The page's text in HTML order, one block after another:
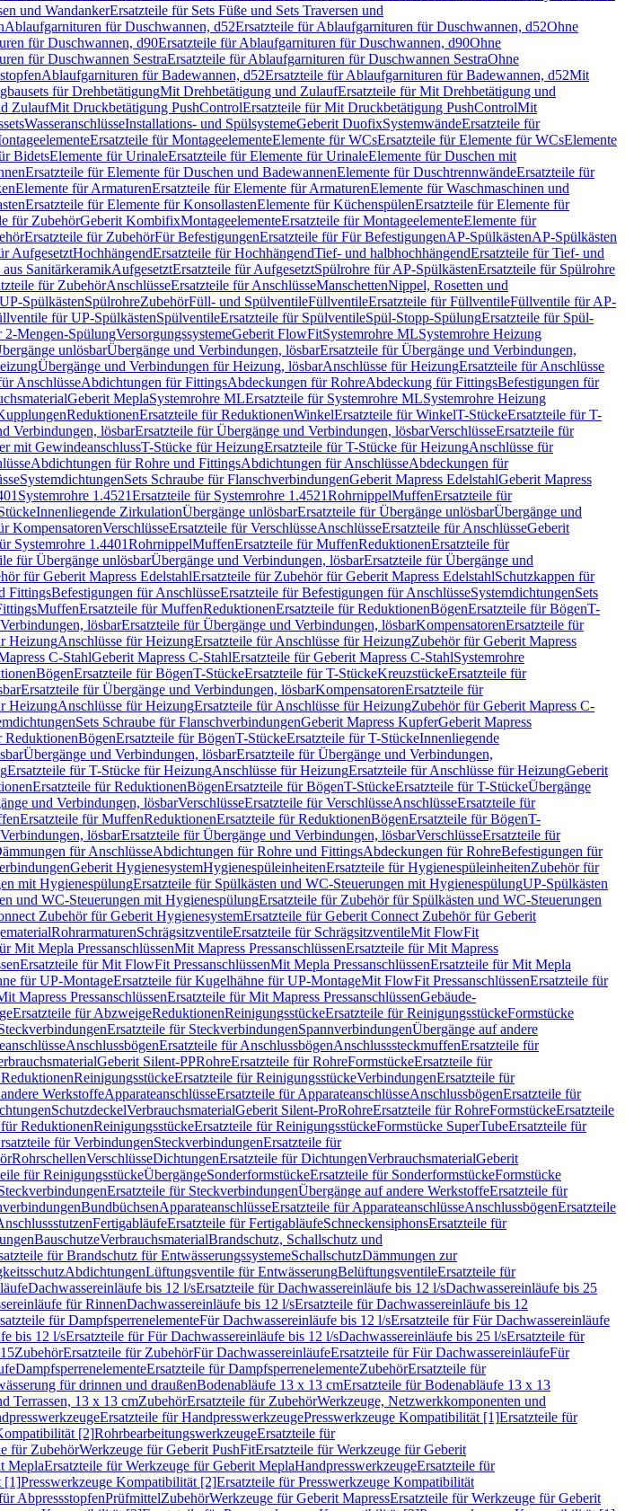
und WandankerErsatzteile für Sets Füße und Sets Traversen und
Ablaufgarnituren für Duschwannen, d52Ersatzteile für Ablaufgarnituren für Duschwannen, d52Ohne
für Duschwannen, d90Ersatzteile für Ablaufgarnituren für Duschwannen, d90Ohne
für Duschwannen SestraErsatzteile für Ablaufgarnituren für Duschwannen SestraOhne
Ablaufgarnituren für Badewannen, d52Ersatzteile für Ablaufgarnituren für Badewannen, d52Mit
für DrehbetätigungMit Drehbetätigung und ZulaufErsatzteile für Mit Drehbetätigung und
ZulaufMit Druckbetätigung PushControlErsatzteile für Mit Druckbetätigung PushControlMit
WasseranschlüsseInstallations- und SpülsystemeGeberit DuofixSystemwändeErsatzteile für
Ersatzteile für MontageelementeElemente für WCsErsatzteile für Elemente für WCsElemente
BidetsElemente für UrinaleErsatzteile für Elemente für UrinaleElemente für Duschen mit
Ersatzteile für Elemente für Duschen und BadewannenElemente für DuschtrennwändeErsatzteile für
Elemente für ArmaturenErsatzteile für Elemente für ArmaturenElemente für Waschmaschinen und
Ersatzteile für Elemente für KonsollastenElemente für KüchenspülenErsatzteile für Elemente für
für ZubehörGeberit KombifixMontageelementeErsatzteile für MontageelementeElemente für
Ersatzteile für ZubehörFür BefestigungenErsatzteile für Für BefestigungenAP-SpülkästenAP-Spülkästen
AufgesetztHochhängendErsatzteile für HochhängendTief- und halbhochhängendErsatzteile für Tief- und
SanitärkeramikAufgesetztErsatzteile für AufgesetztSpülrohre für AP-SpülkästenErsatzteile für Spülrohre
für ZubehörAnschlüsseErsatzteile für AnschlüsseManschettenNippel, Rosetten und
SpülkästenSpülrohreZubehörFüll- und SpülventileFüllventileErsatzteile für FüllventileFüllventile für AP-
für UP-SpülkästenSpülventileErsatzteile für SpülventileSpül-Stopp-SpülungErsatzteile für Spül-
2-Mengen-SpülungVersorgungssystemeGeberit FlowFitSystemrohre MLSystemrohre Heizung
unlösbarÜbergänge und Verbindungen, lösbarErsatzteile für Übergänge und Verbindungen,
Übergänge und Verbindungen für Heizung, lösbarAnschlüsse für HeizungErsatzteile für Anschlüsse
AnschlüsseAbdichtungen für FittingsAbdeckungen für RohreAbdeckung für FittingsBefestigungen für
Geberit MeplaSystemrohre MLErsatzteile für Systemrohre MLSystemrohre Heizung
ReduktionenErsatzteile für ReduktionenWinkelErsatzteile für WinkelT-StückeErsatzteile für T-
Verbindungen, lösbarErsatzteile für Übergänge und Verbindungen, lösbarVerschlüsseErsatzteile für
mit GewindeanschlussT-Stücke für HeizungErsatzteile für T-Stücke für HeizungAnschlüsse für
Abdichtungen für Rohre und FittingsAbdichtungen für AnschlüsseAbdeckungen für
SystemdichtungenSets Schraube für FlanschverbindungenGeberit Mapress EdelstahlGeberit Mapress
Systemrohre 1.4521Ersatzteile für Systemrohre 1.4521RohrnippelMuffenErsatzteile für
Innenliegende ZirkulationÜbergänge unlösbarErsatzteile für Übergänge unlösbarÜbergänge und
KompensatorenVerschlüsseErsatzteile für VerschlüsseAnschlüsseErsatzteile für AnschlüsseGeberit
Systemrohre 1.4401RohrnippelMuffenErsatzteile für MuffenReduktionenErsatzteile für
für Übergänge unlösbarÜbergänge und Verbindungen, lösbarErsatzteile für Übergänge und
für Geberit Mapress EdelstahlErsatzteile für Zubehör für Geberit Mapress EdelstahlSchutzkappen für
FittingsBefestigungen für AnschlüsseErsatzteile für Befestigungen für AnschlüsseSystemdichtungenSets
MuffenErsatzteile für MuffenReduktionenErsatzteile für ReduktionenBögenErsatzteile für BögenT-
lösbarErsatzteile für Übergänge und Verbindungen, lösbarKompensatorenErsatzteile für
HeizungAnschlüsse für HeizungErsatzteile für Anschlüsse für HeizungZubehör für Geberit Mapress
C-StahlGeberit Mapress C-StahlErsatzteile für Geberit Mapress C-StahlSystemrohre
BögenErsatzteile für BögenT-StückeErsatzteile für T-StückeKreuzstückeErsatzteile für
Ersatzteile für Übergänge und Verbindungen, lösbarKompensatorenErsatzteile für
HeizungAnschlüsse für HeizungErsatzteile für Anschlüsse für HeizungZubehör für Geberit Mapress C-
Sets Schraube für FlanschverbindungenGeberit Mapress KupferGeberit Mapress
ReduktionenBögenErsatzteile für BögenT-StückeErsatzteile für T-StückeInnenliegende
Übergänge und Verbindungen, lösbarErsatzteile für Übergänge und Verbindungen,
Ersatzteile für T-Stücke für HeizungAnschlüsse für HeizungErsatzteile für Anschlüsse für HeizungGeberit
Ersatzteile für ReduktionenBögenErsatzteile für BögenT-StückeErsatzteile für T-StückeÜbergänge
und Verbindungen, lösbarVerschlüsseErsatzteile für VerschlüsseAnschlüsseErsatzteile für
Ersatzteile für MuffenReduktionenErsatzteile für ReduktionenBögenErsatzteile für BögenT-
lösbarErsatzteile für Übergänge und Verbindungen, lösbarVerschlüsseErsatzteile für
für AnschlüsseAbdichtungen für Rohre und FittingsAbdeckungen für RohreBefestigungen für
Geberit HygienesystemHygienespüleinheitenErsatzteile für HygienespüleinheitenZubehör für
mit HygienespülungErsatzteile für Spülkästen und WC-Steuerungen mit HygienespülungUP-Spülkästen
und WC-Steuerungen mit HygienespülungErsatzteile für Zubehör für Spülkästen und WC-Steuerungen
Zubehör für Geberit HygienesystemErsatzteile für Geberit Connect Zubehör für Geberit
RohrarmaturenSchrägsitzventileErsatzteile für SchrägsitzventileMit FlowFit
Mit Mepla PressanschlüssenMit Mapress PressanschlüssenErsatzteile für Mit Mapress
Ersatzteile für Mit FlowFit PressanschlüssenMit Mepla PressanschlüssenErsatzteile für Mit Mepla
für UP-MontageErsatzteile für Kugelhähne für UP-MontageMit FlowFit PressanschlüssenErsatzteile für
Mapress PressanschlüssenErsatzteile für Mit Mapress PressanschlüssenGebäude-
Ersatzteile für AbzweigeReduktionenReinigungsstückeErsatzteile für ReinigungsstückeFormstücke
Ersatzteile für SteckverbindungenSpannverbindungenÜbergänge auf andere
AnschlussbögenErsatzteile für AnschlussbögenAnschlusssteckmuffenErsatzteile für
Geberit Silent-PPRohreErsatzteile für RohreFormstückeErsatzteile für
ReinigungsstückeErsatzteile für ReinigungsstückeVerbindungenErsatzteile für
WerkstoffeApparateanschlüsseErsatzteile für ApparateanschlüsseAnschlussbögenErsatzteile für
SchutzdeckelVerbrauchsmaterialGeberit Silent-ProRohreErsatzteile für RohreFormstückeErsatzteile
ReduktionenReinigungsstückeErsatzteile für ReinigungsstückeFormstücke SuperTubeErsatzteile für
für VerbindungenSteckverbindungenErsatzteile für
RohrschellenVerschlüsseDichtungenErsatzteile für DichtungenVerbrauchsmaterialGeberit
für ReinigungsstückeÜbergängeSonderformstückeErsatzteile für SonderformstückeFormstücke
Ersatzteile für SteckverbindungenÜbergänge auf andere WerkstoffeErsatzteile für
BundbüchsenApparateanschlüsseErsatzteile für ApparateanschlüsseAnschlussbögenErsatzteile
FertigabläufeErsatzteile für FertigabläufeSchneckensiphonsErsatzteile für
BauschutzeVerbrauchsmaterialBrandschutz, Schallschutz und
für Brandschutz für EntwässerungssystemeSchallschutzDämmungen zur
AbdichtungenLüftungsventile für EntwässerungBelüftungsventileErsatzteile für
Dachwassereinläufe bis 12 l/sErsatzteile für Dachwassereinläufe bis 12 l/sDachwassereinläufe bis 25
für RinnenDachwassereinläufe bis 12 l/sErsatzteile für Dachwassereinläufe bis 12
für DampfsperrenelementeFür Dachwassereinläufe bis 12 l/sErsatzteile für Für Dachwassereinläufe
bis 12 l/sErsatzteile für Für Dachwassereinläufe bis 12 l/sDachwassereinläufe bis 25 l/sErsatzteile für
ZubehörErsatzteile für ZubehörFür DachwassereinläufeErsatzteile für Für DachwassereinläufeFür
DampfsperrenelementeErsatzteile für DampfsperrenelementeZubehörErsatzteile für
für drinnen und draußenBodenabläufe 13 x 13 cmErsatzteile für Bodenabläufe 13 x 13
Terrassen, 13 x 13 cmZubehörErsatzteile für ZubehörWerkzeuge, Netzwerkkomponenten und
Ersatzteile für HandpresswerkzeugePresswerkzeuge Kompatibilität [1]Ersatzteile für
[2]RohrbearbeitungswerkzeugeErsatzteile für
für ZubehörWerkzeuge für Geberit PushFitErsatzteile für Werkzeuge für Geberit
MeplaErsatzteile für Werkzeuge für Geberit MeplaHandpresswerkzeugeErsatzteile für
[1]Presswerkzeuge Kompatibilität [2]Ersatzteile für Presswerkzeuge Kompatibilität
AbpressstopfenPrüfmittelZubehörWerkzeuge für Geberit MapressErsatzteile für Werkzeuge für Geberit